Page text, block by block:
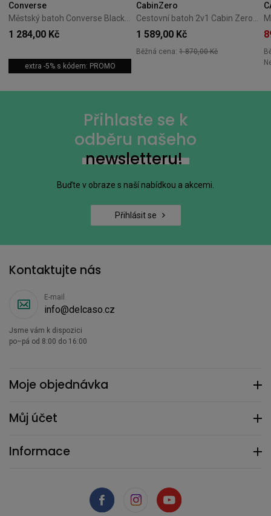
Converse
Městský batoh Converse Black 10026011-A01
1 284,00 Kč
extra -5% s kódem: PROMO
CabinZero
Cestovní batoh 2v1 Cabin Zero Classic Tech 28L Silver Storm
1 589,00 Kč
Běžná cena: 1 870,00 Kč
Přihlaste se k
odběru našeho
newsletteru!
Buďte v obraze s naší nabídkou a akcemi.
Přihlásit se
Moje objednávka
Můj účet
Informace
Kontaktujte nás
E-mail
info@delcaso.cz
Jsme vám k dispozici
po–pá od 8:00 do 16:00